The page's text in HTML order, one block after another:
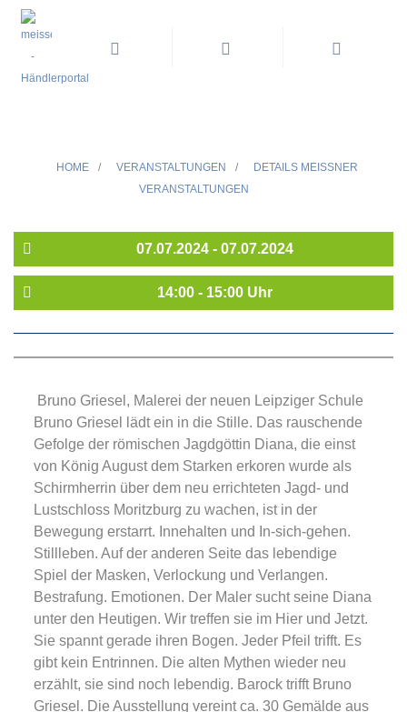
Künstlerführung "Bruno Griesel
HOME / VERANSTALTUNGEN /
DETAILS MEISSNER V
ERANSTALTUNGEN
07.07.2024 - 07.07.2024
14:00 - 15:00 Uhr
Bruno Griesel, Malerei der neuen Leipziger Schule
Bruno Griesel lädt ein in die Stille. Das rauschende
Gefolge der römischen Jagdgöttin Diana, die einst
von König August dem Starken erkoren wurde als
Schirmherrin über dem neu errichteten Jagd- und
Lustschloss Moritzburg zu wachen, ist in der
Bewegung erstarrt. Innehalten und In-sich-gehen.
Stillleben. Auf der anderen Seite das lebendige
Spiel der Masken, Verlockung und Verlangen.
Bestrafung. Emotionen. Der Maler sucht seine Diana
unter den Heutigen. Wir treffen sie im Hier und Jetzt.
Sie spannt gerade ihren Bogen. Jeder Pfeil trifft. Es
gibt kein Entrinnen. Die alten Mythen wieder neu
erzählt, sie sind noch lebendig. Barock trifft Bruno
Griesel. Die Ausstellung vereint ca. 30 Gemälde aus